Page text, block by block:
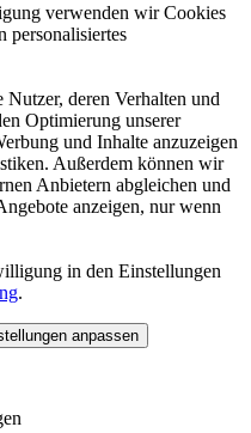
verwenden wir Cookies
personalisiertes
deren Verhalten und
Optimierung unserer
und Inhalte anzuzeigen
Außerdem können wir
Anbietern abgleichen und
anzeigen, nur wenn
in den Einstellungen
.
anpassen